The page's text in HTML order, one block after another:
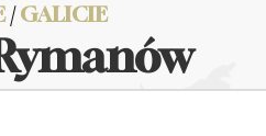
/GALICIE